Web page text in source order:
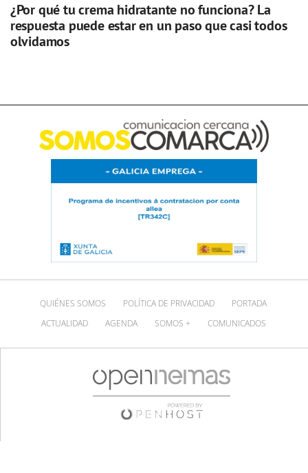
¿Por qué tu crema hidratante no funciona? La
respuesta puede estar en un paso que casi todos
olvidamos
QUIÉNES SOMOS POLÍTICA DE PRIVACIDAD
PORTADA
ACTUALIDAD
AGENDA SOMOS + COMUNICADOS